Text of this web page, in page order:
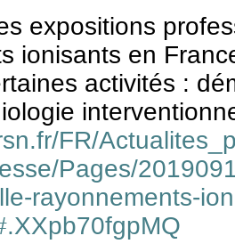
expositions
ionisants en
activités :
FR/
Pages/
rayonnements-